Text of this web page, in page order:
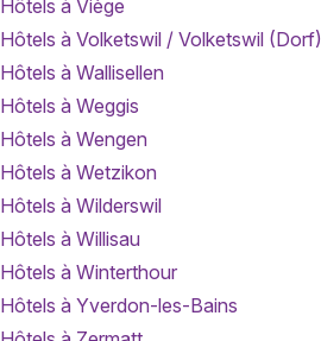
Hôtels à Viège
Hôtels à Volketswil / Volketswil (Dorf)
Hôtels à Wallisellen
Hôtels à Weggis
Hôtels à Wengen
Hôtels à Wetzikon
Hôtels à Wilderswil
Hôtels à Willisau
Hôtels à Winterthour
Hôtels à Yverdon-les-Bains